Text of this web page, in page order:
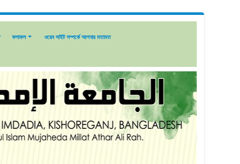
ফলাফল ওয়েব সাইট সম্পর্কে আপনার মতামত